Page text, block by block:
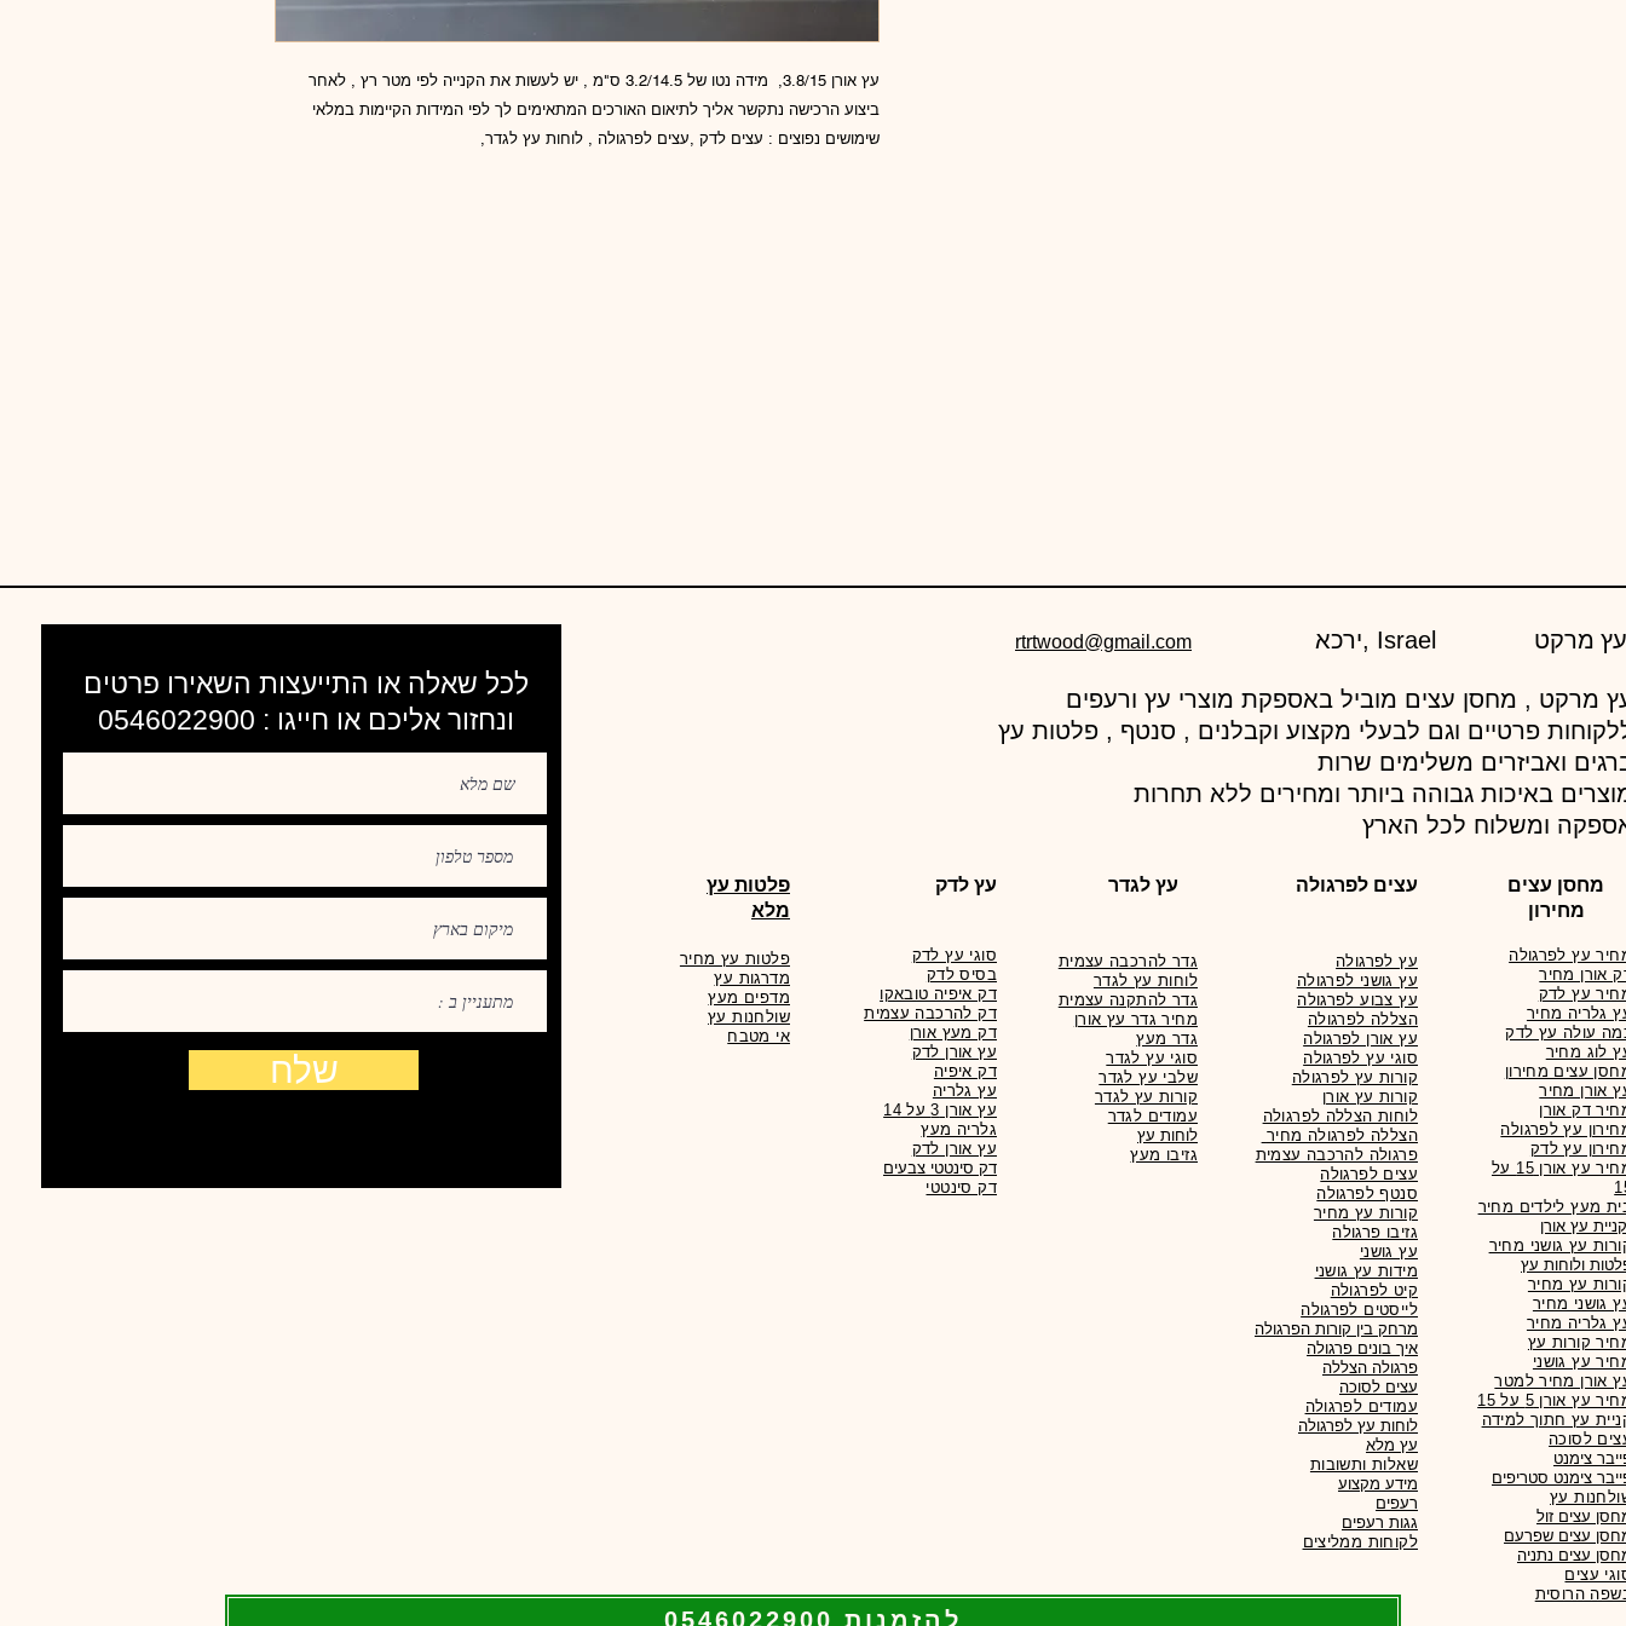
עץ אורן 3.8/15, מידה נטו של 3.2/14.5 ס"מ , יש לעשות את הקנייה לפי מטר רץ , לאחר
ביצוע הרכישה נתקשר אליך לתיאום האורכים המתאימים לך לפי המידות הקיימות במלאי
שימושים נפוצים : עצים לדק ,עצים לפרגולה , לוחות עץ לגדר,
להזמנות 0546022900
לכל שאלה או התייעצות השאירו פרטים
ונחזור אליכם או חייגו : 0546022900
שלח
rtrtwood@gmail.com ירכא, Israel
פרטיים וגם לבעלי מקצוע וקבלנים , סנטף , פלטות עץ
ואביזרים משלימים שרות
באיכות גבוהה ביותר ומחירים ללא תחרות
ומשלוח לכל הארץ
פלטות עץ
מלא
פלטות עץ מחיר
מדרגות עץ
מדפים מעץ
שולחנות עץ
אי מטבח
עץ לדק
סוגי עץ לדק
בסיס לדק
דק איפיה טובאקו
דק להרכבה עצמית
דק מעץ אורן
עץ אורן לדק
דק איפיה
עץ גלריה
עץ אורן 3 על 14
גלריה מעץ
עץ אורן לדק
דק סינטטי צבעים
עץ לגדר
גדר להרכבה עצמית
לוחות עץ לגדר
גדר להתקנה עצמית
מחיר גדר עץ אורן
גדר מעץ
סוגי עץ לגדר
שלבי עץ לגדר
קורות עץ לגדר
עמודים לגדר
לוחות עץ
גזיבו מעץ
עצים לפרגולה
עץ לפרגולה
עץ גושני לפרגולה
עץ צבוע לפרגולה
הצללה לפרגולה
עץ אורן לפרגולה
סוגי עץ לפרגולה
קורות עץ לפרגולה
קורות עץ אורן
לוחות הצללה לפרגולה
הצללה לפרגולה מחיר
פרגולה להרכבה עצמית
עצים לפרגולה
סנטף לפרגולה
קורות עץ מחיר
גזיבו פרגולה
עץ גושני
מידות עץ גושני
קיט לפרגולה
לייסטים לפרגולה
מרחק בין קורות הפרגולה
איך בונים פרגולה
פרגולה הצללה
עצים לסוכה
עמודים לפרגולה
לוחות עץ לפרגולה
עץ מלא
שאלות ותשובות
מידע מקצוע
רעפים
גגות רעפים
לקוחות ממליצים
מחסן עצים
מחירון
עץ לפרגולה
אורן מחיר
עץ לדק
גלריה מחיר
עולה עץ לדק
לוג מחיר
עצים מחירון
אורן מחיר
דק אורן
עץ לפרגולה
עץ לדק
מחיר עץ אורן 15 על
מעץ לילדים מחיר
עץ גושני מחיר
ולוחות עץ
עץ מחיר
גושני מחיר
גלריה מחיר
קורות עץ
עץ גושני
אורן מחיר למטר
עץ אורן 5 על 15
עץ חתוך למידה
לסוכה
צימנט
צימנט סטריפים
עץ
עצים זול
עצים שפרעם
עצים נתניה
עצים
הרוסית